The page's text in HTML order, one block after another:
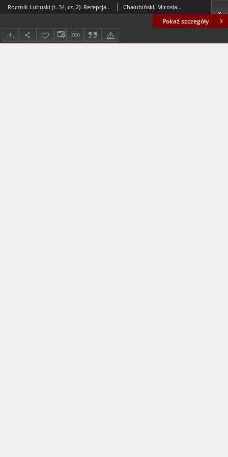
Pokaż szczegóły
Rocznik Lubuski (t. 34, cz. 2): Recepcja światowej socjologii w Polsce - spis treści i wstęp Chałubiński, Mirosław; Kilias, Jarosław; Korab, Kazimierz; Wincławski, Włodzimierz